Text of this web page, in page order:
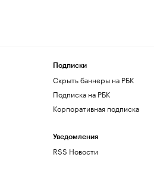
Подписки
Скрыть баннеры на РБК
Подписка на РБК
Корпоративная подписка
Уведомления
RSS Новости